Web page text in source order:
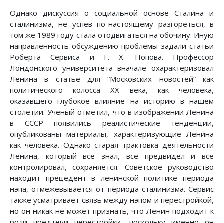
Однако дискуссия о социальной основе Сталина и
сталинизма, не успев по-настоящему разгореться, в
том же 1989 году стала отодвигаться на обочину. Иную
направленность обсуждению проблемы задали статьи
Роберта Сервиса и Г. X. Попова. Профессор
Лондонского университета вначале охарактеризовал
Ленина в статье для “Московских новостей” как
политического колосса XX века, как человека,
оказавшего глубокое влияние на историю в нашем
столетии. Учёный отметил, что в изображении Ленина
в СССР появились реалистические тенденции,
опубликованы материалы, характеризующие Ленина
как человека. Однако старая трактовка деятельности
Ленина, который всё знал, всё предвидел и всё
контролировал, сохраняется. Советское руководство
находит прецедент в ленинской политике периода
нэпа, отмежевывается от периода сталинизма. Сервис
также усматривает связь между нэпом и перестройкой,
но он никак не может признать, что Ленин подходит к